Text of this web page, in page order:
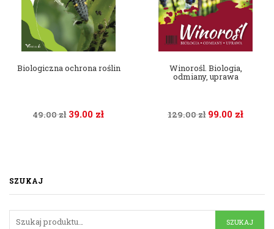
Biologiczna ochrona roślin
49.00zł 39.00 zł
Winorośl. Biologia,
odmiany, uprawa
129.00zł 99.00 zł
SZUKAJ